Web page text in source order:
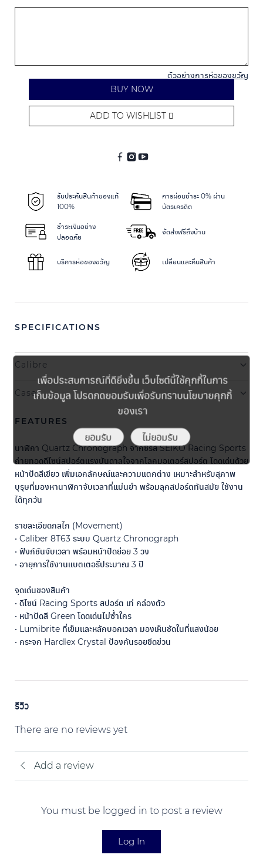
ตัวอย่างการห่อของขวัญ
BUY NOW
ADD TO WISHLIST
รับประกันสินค้าของแท้
100%
การผ่อนชำระ 0% ผ่าน
บัตรเครดิต
ชำระเงินอย่าง
ปลอดภัย
จัดส่งฟรีถึงบ้าน
บริการห่อของขวัญ เปลี่ยนและคืนสินค้า
SPECIFICATIONS
Calibre
Case
FEATURES
นาฬิกา Quartz Chronograph จากซีรีส์ SEIKO Racing Sports
ถ่ายทอดดีไซน์สปอร์ตแรงบันดาลใจจากโลกมอเตอร์สปอร์ต โดดเด่นด้วย
หน้าปัดสีเขียว เพิ่มเอกลักษณ์และความแตกต่าง เหมาะสำหรับสุภาพ
บุรุษที่มองหานาฬิกาจับเวลาที่แม่นยำ พร้อมลุคสปอร์ตทันสมัย ใช้งาน
ได้ทุกวัน
รายละเอียดกลไก (Movement)
• Caliber 8T63 ระบบ Quartz Chronograph
• ฟังก์ชันจับเวลา พร้อมหน้าปัดย่อย 3 วง
• อายุการใช้งานแบตเตอรี่ประมาณ 3 ปี
จุดเด่นของสินค้า
• ดีไซน์ Racing Sports สปอร์ต เท่ คล่องตัว
• หน้าปัดสี Green โดดเด่นไม่ซ้ำใคร
• Lumibrite ที่เข็มและหลักบอกเวลา มองเห็นชัดในที่แสงน้อย
• กระจก Hardlex Crystal ป้องกันรอยขีดข่วน
รีวิว
There are no reviews yet
Add a review
You must be logged in to post a review
Log In
เพื่อประสบการณ์ที่ดียิ่งขึ้น เว็บไซต์นี้ใช้คุกกี้ในการ
เก็บข้อมูล โปรดกดยอมรับเพื่อรับทราบนโยบายคุกกี้
ของเรา
ยอมรับ ไม่ยอมรับ